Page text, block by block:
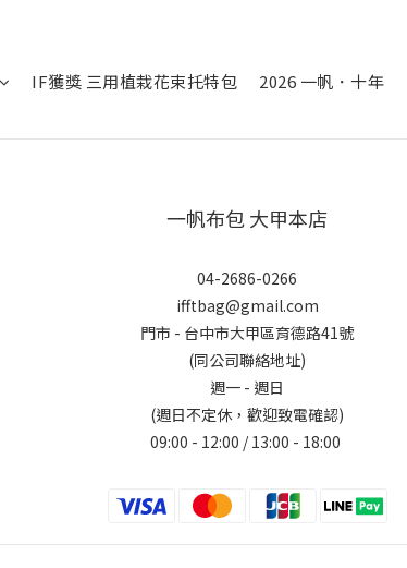
IF獲獎 三用植栽花束托特包 2026 一帆．十年
一帆布包 大甲本店
04-2686-0266
ifftbag@gmail.com
門市 - 台中市大甲區育德路41號
(同公司聯絡地址)
週一 - 週日
(週日不定休，歡迎致電確認)
09:00 - 12:00 / 13:00 - 18:00